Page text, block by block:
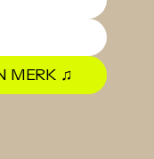
MERK ♫